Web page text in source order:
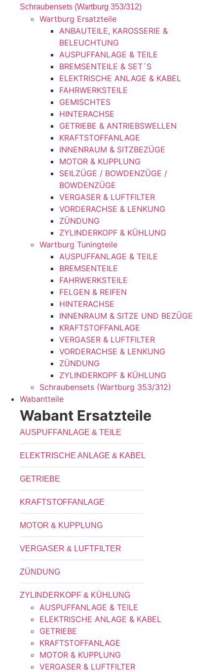
Schraubensets (Wartburg 353/312)
Wartburg Ersatzteile
ANBAUTEILE, KAROSSERIE &
BELEUCHTUNG
AUSPUFFANLAGE & TEILE
BREMSENTEILE & SET´S
ELEKTRISCHE ANLAGE & KABEL
FAHRWERKSTEILE
GEMISCHTES
HINTERACHSE
GETRIEBE & ANTRIEBSWELLEN
KRAFTSTOFFANLAGE
INNENRAUM & SITZBEZÜGE
MOTOR & KUPPLUNG
SEILZÜGE / BOWDENZÜGE /
BOWDENZÜGE
VERGASER & LUFTFILTER
VORDERACHSE & LENKUNG
ZÜNDUNG
ZYLINDERKOPF & KÜHLUNG
Wartburg Tuningteile
AUSPUFFANLAGE & TEILE
BREMSENTEILE
FAHRWERKSTEILE
FELGEN & REIFEN
HINTERACHSE
INNENRAUM & SITZE UND BEZÜGE
KRAFTSTOFFANLAGE
VERGASER & LUFTFILTER
VORDERACHSE & LENKUNG
ZÜNDUNG
ZYLINDERKOPF & KÜHLUNG
Schraubensets (Wartburg 353/312)
Wabantteile
Wabant Ersatzteile
AUSPUFFANLAGE & TEILE
ELEKTRISCHE ANLAGE & KABEL
GETRIEBE
KRAFTSTOFFANLAGE
MOTOR & KUPPLUNG
VERGASER & LUFTFILTER
ZÜNDUNG
ZYLINDERKOPF & KÜHLUNG
AUSPUFFANLAGE & TEILE
ELEKTRISCHE ANLAGE & KABEL
GETRIEBE
KRAFTSTOFFANLAGE
MOTOR & KUPPLUNG
VERGASER & LUFTFILTER